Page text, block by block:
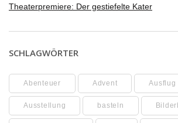
Theaterpremiere: Der gestiefelte Kater
SCHLAGWÖRTER
Abenteuer Advent Ausflug
Ausstellung basteln